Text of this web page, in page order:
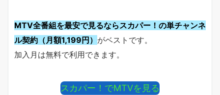
MTV全番組を最安で見るならスカパー！の単チャンネ
ル契約（月額1,199円） がベストです。
加入月は無料で利用できます。
スカパー！でMTVを見る